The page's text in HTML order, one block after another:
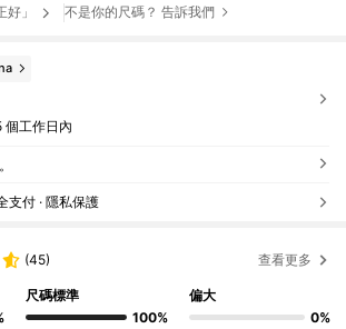
好」 不是你的尺碼？ 告訴我們
個工作日內
支付 · 隱私保護
(45) 查看更多
尺碼標準
100%
偏大
0%